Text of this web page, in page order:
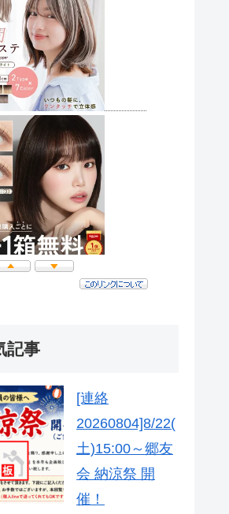
記事
[連絡
20260804]8/22(
土)15:00～郷友
会 納涼祭 開
催！